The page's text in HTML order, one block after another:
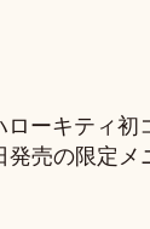
ーキティ初
売の限定メ